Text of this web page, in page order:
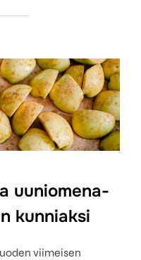
uuni­omena­
kunniaksi
viimeisen